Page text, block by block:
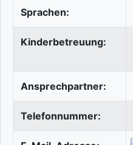
Sprachen:
Kinderbetreuung:
Ansprechpartner:
Telefonnummer: